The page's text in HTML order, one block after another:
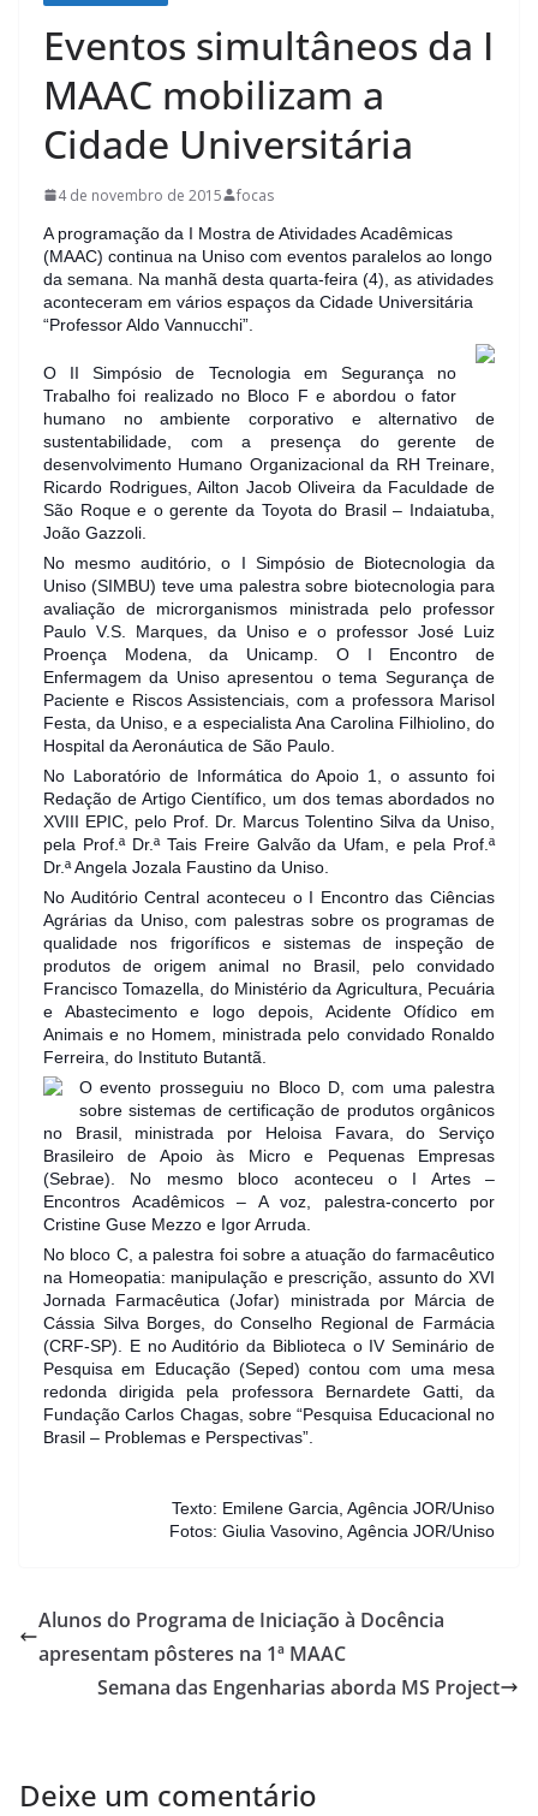
Eventos simultâneos da I
MAAC mobilizam a
Cidade Universitária
4 de novembro de 2015 focas
A programação da I Mostra de Atividades Acadêmicas
(MAAC) continua na Uniso com eventos paralelos ao longo
da semana. Na manhã desta quarta-feira (4), as atividades
aconteceram em vários espaços da Cidade Universitária
“Professor Aldo Vannucchi”.
O II Simpósio de Tecnologia em Segurança no
Trabalho foi realizado no Bloco F e abordou o fator
humano no ambiente corporativo e alternativo de
sustentabilidade, com a presença do gerente de
desenvolvimento Humano Organizacional da RH Treinare,
Ricardo Rodrigues, Ailton Jacob Oliveira da Faculdade de
São Roque e o gerente da Toyota do Brasil – Indaiatuba,
João Gazzoli.
No mesmo auditório, o I Simpósio de Biotecnologia da
Uniso (SIMBU) teve uma palestra sobre biotecnologia para
avaliação de microrganismos ministrada pelo professor
Paulo V.S. Marques, da Uniso e o professor José Luiz
Proença Modena, da Unicamp. O I Encontro de
Enfermagem da Uniso apresentou o tema Segurança de
Paciente e Riscos Assistenciais, com a professora Marisol
Festa, da Uniso, e a especialista Ana Carolina Filhiolino, do
Hospital da Aeronáutica de São Paulo.
No Laboratório de Informática do Apoio 1, o assunto foi
Redação de Artigo Científico, um dos temas abordados no
XVIII EPIC, pelo Prof. Dr. Marcus Tolentino Silva da Uniso,
pela Prof.ª Dr.ª Tais Freire Galvão da Ufam, e pela Prof.ª
Dr.ª Angela Jozala Faustino da Uniso.
No Auditório Central aconteceu o I Encontro das Ciências
Agrárias da Uniso, com palestras sobre os programas de
qualidade nos frigoríficos e sistemas de inspeção de
produtos de origem animal no Brasil, pelo convidado
Francisco Tomazella, do Ministério da Agricultura, Pecuária
e Abastecimento e logo depois, Acidente Ofídico em
Animais e no Homem, ministrada pelo convidado Ronaldo
Ferreira, do Instituto Butantã.
O evento prosseguiu no Bloco D, com uma palestra
sobre sistemas de certificação de produtos orgânicos
no Brasil, ministrada por Heloisa Favara, do Serviço
Brasileiro de Apoio às Micro e Pequenas Empresas
(Sebrae). No mesmo bloco aconteceu o I Artes –
Encontros Acadêmicos – A voz, palestra-concerto por
Cristine Guse Mezzo e Igor Arruda.
No bloco C, a palestra foi sobre a atuação do farmacêutico
na Homeopatia: manipulação e prescrição, assunto do XVI
Jornada Farmacêutica (Jofar) ministrada por Márcia de
Cássia Silva Borges, do Conselho Regional de Farmácia
(CRF-SP). E no Auditório da Biblioteca o IV Seminário de
Pesquisa em Educação (Seped) contou com uma mesa
redonda dirigida pela professora Bernardete Gatti, da
Fundação Carlos Chagas, sobre “Pesquisa Educacional no
Brasil – Problemas e Perspectivas”.
Texto: Emilene Garcia, Agência JOR/Uniso
Fotos: Giulia Vasovino, Agência JOR/Uniso
Alunos do Programa de Iniciação à Docência
apresentam pôsteres na 1ª MAAC
Semana das Engenharias aborda MS Project
Deixe um comentário